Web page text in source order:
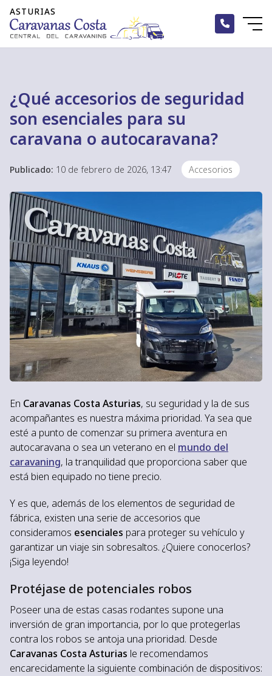
¿Qué accesorios de seguridad
son esenciales para su
caravana o autocaravana?
Publicado: 10 de febrero de 2026, 13:47 Accesorios
En Caravanas Costa Asturias, su seguridad y la de sus
acompañantes es nuestra máxima prioridad. Ya sea que
esté a punto de comenzar su primera aventura en
autocaravana o sea un veterano en el mundo del
caravaning, la tranquilidad que proporciona saber que
está bien equipado no tiene precio.
Y es que, además de los elementos de seguridad de
fábrica, existen una serie de accesorios que
consideramos esenciales para proteger su vehículo y
garantizar un viaje sin sobresaltos. ¿Quiere conocerlos?
¡Siga leyendo!
Protéjase de potenciales robos
Poseer una de estas casas rodantes supone una
inversión de gran importancia, por lo que protegerlas
contra los robos se antoja una prioridad. Desde
Caravanas Costa Asturias le recomendamos
encarecidamente la siguiente combinación de dispositivos: